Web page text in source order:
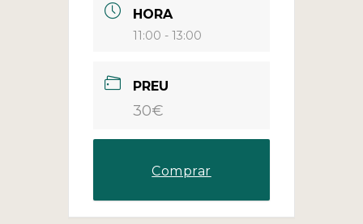
HORA
11:00 - 13:00
PREU
30€
Comprar